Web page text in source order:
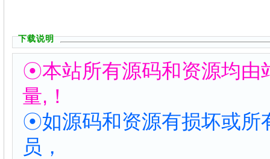
下载说明
☉本站所有源码和资源均由
量,！
☉如源码和资源有损坏或所
员，